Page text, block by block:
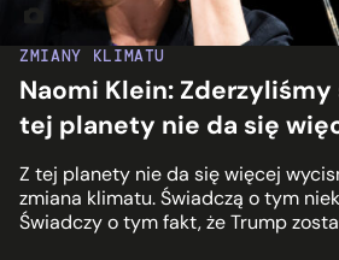
ZMIANY KLIMATU
Naomi Klein: Zderzyliśmy
tej planety nie da się
Z tej planety nie da się więcej
zmiana klimatu. Świadczą o tym
Świadczy o tym fakt, że Trump
Naomi Klein. Fot. Mathias Wasik,